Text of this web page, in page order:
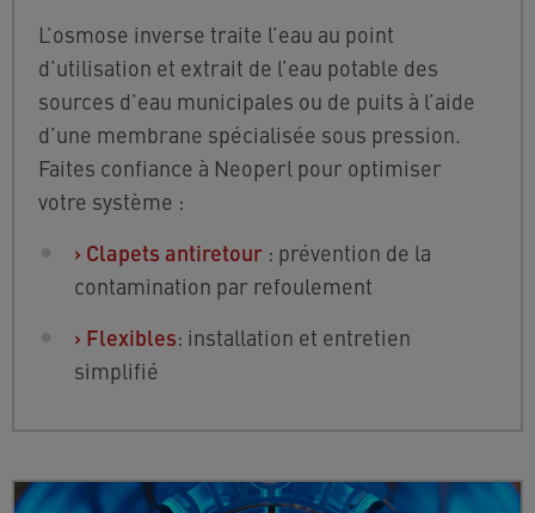
L’osmose inverse traite l’eau au point
d’utilisation et extrait de l’eau potable des
sources d’eau municipales ou de puits à l’aide
d’une membrane spécialisée sous pression.
Faites confiance à Neoperl pour optimiser
votre système :
› Clapets antiretour : prévention de la
contamination par refoulement
› Flexibles: installation et entretien
simplifié